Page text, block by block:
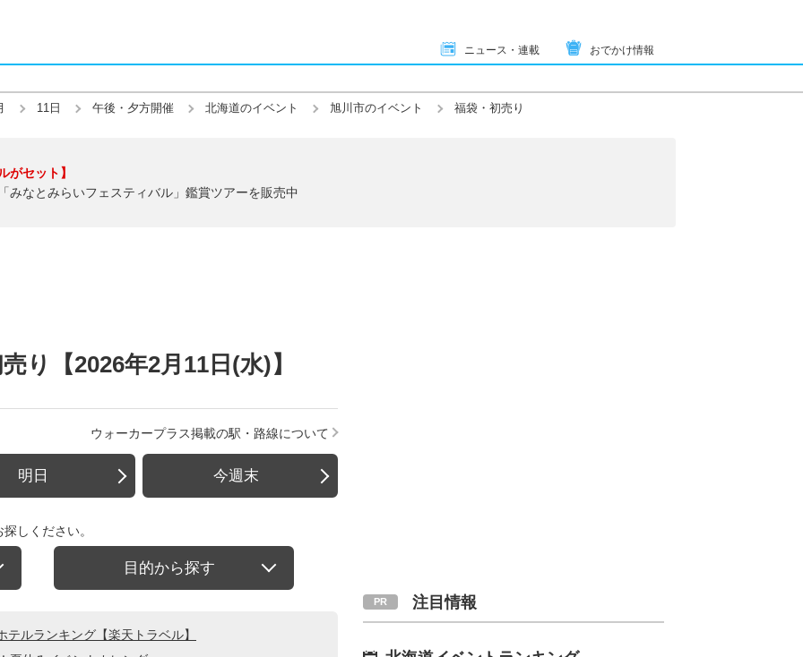
ニュース・連載 おでかけ情報
11日 午後・夕方開催 北海道のイベント 旭川市のイベント 福袋・初売り
がセット】
みなとみらいフェスティバル」鑑賞ツアーを販売中
り【2026年2月11日(水)】
ウォーカープラス掲載の駅・路線について
明日 今週末
しください。
目的から探す
ルランキング【楽天トラベル】
注目情報